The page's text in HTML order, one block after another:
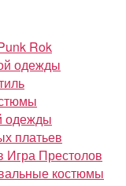
Rok
одежды
одежды
платьев
Игра Престолов
костюмы